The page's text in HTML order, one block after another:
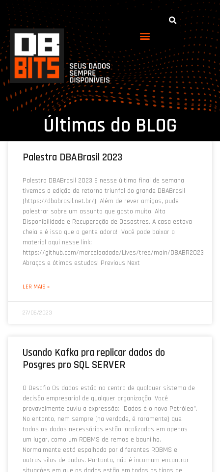
Últimas do BLOG
Palestra DBABrasil 2023
Palestra DBABrasil 2023 E nesse último final de semana
tivemos a edição de retorno triunfal do grande DBABrasil
(https://dbabrasil.net.br/). Além de rever amigos, pude
palestrar sobre um assunto que gosto muito: Alta
Disponibilidade e Recuperação de Desastres. A casa estava
cheia e é isso que a gente adora! Você pode baixar o
material aqui nesse link:
https://github.com/marceloadade/Lives/tree/main/DBABR2023
Abraços e ótimos estudos! Previous Next
LER MAIS »
27/06/2023
Usando Kafka pra replicar dados do
Posgres pro SQL SERVER
O Desafio Os dados estão no centro de qualquer sistema de
decisão empresarial de qualquer organização. Você
provavelmente ouviu a expressão: “Dados é o novo Petróleo”.
No entanto, nem sempre (na verdade, é raramente) que
todos os dados necessários estão localizados em apenas
um lugar, como um RDBMS de remos e baunilha.
Normalmente está espalhado por diferentes RDBMS e
outros silos de dados. Portanto, não é incomum encontrar